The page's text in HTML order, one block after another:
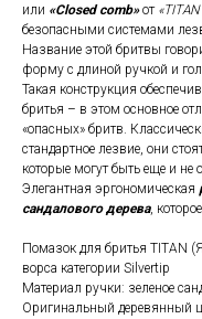
или «Closed comb»от
безопасными системами
Название этой бритвы
форму с длиной ручкой и
Такая конструкция
бритья – в этом основное
«опасных» бритв.
стандартное лезвие, они
которые могут быть еще и
Элегантная эргономическая
сандалового дерева,
Помазок для бритья TITAN
ворса категории Silvertip
Материал ручки: зеленое
Оригинальный деревянный